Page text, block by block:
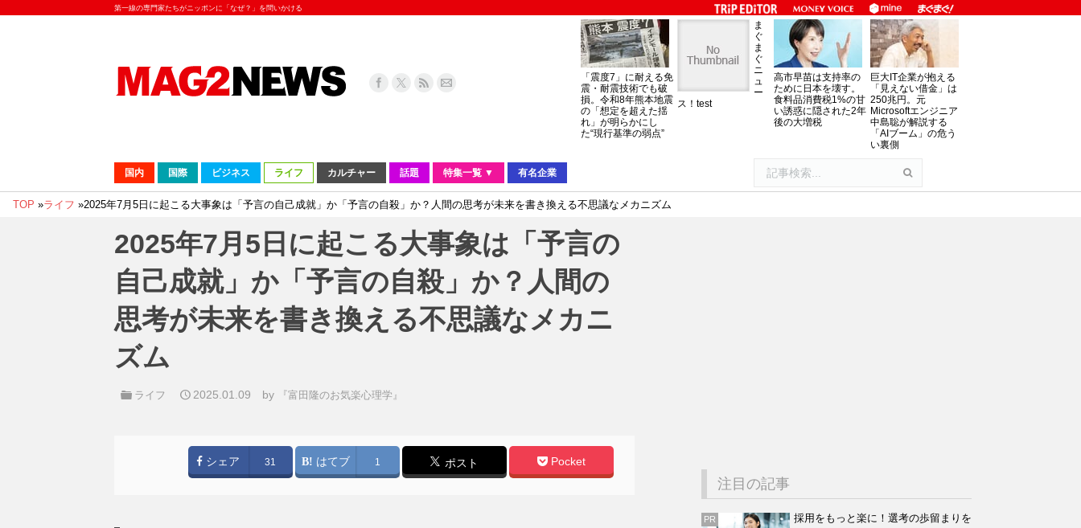
第一線の専門家たちがニッポンに「なぜ？」を問いかける
「震度7」に耐える免
震・耐震技術でも破
損。令和8年熊本地震
の「想定を超えた揺
れ」が明らかにし
た“現行基準の弱点”
ま
ぐ
ま
ぐ
ニ
ュ
ー
ス！test
高市早苗は支持率の
ために日本を壊す。
食料品消費税1%の甘
い誘惑に隠された2年
後の大増税
巨大IT企業が抱える
「見えない借金」は
250兆円。元
Microsoftエンジニア
中島聡が解説する
「AIブーム」の危う
い裏側
国内 国際 ビジネス ライフ カルチャー 話題 特集一覧 ▼ 有名企業
TOP »ライフ »2025年7月5日に起こる大事象は「予言の自己成就」か「予言の自殺」か？人間の思考が未来を書き換える不思議なメカニズム
2025年7月5日に起こる大事象は「予言の
自己成就」か「予言の自殺」か？人間の
思考が未来を書き換える不思議なメカニ
ズム
ライフ 2025.01.09 by 『富田隆のお気楽心理学』
シェア 31 はてブ 1 ポスト Pocket
注目の記事
PR
採用をもっと楽に！選考の歩留まりを